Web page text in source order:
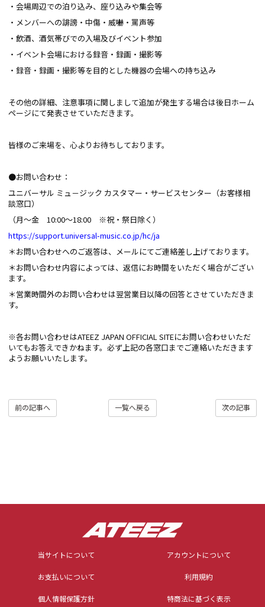
・会場周辺での泊り込み、座り込みや集会等
・メンバーへの誹謗・中傷・威嚇・罵声等
・飲酒、酒気帯びでの入場及びイベント参加
・イベント会場における録音・録画・撮影等
・録音・録画・撮影等を目的とした機器の会場への持ち込み
その他の詳細、注意事項に関しまして追加が発生する場合は後日ホーム
ページにて発表させていただきます。
皆様のご来場を、心よりお待ちしております。
●お問い合わせ：
ユニバーサル ミュ－ジック カスタマー・サービスセンター（お客様相
談窓口）
（月～金 10:00～18:00 ※祝・祭日除く）
https://support.universal-music.co.jp/hc/ja
＊お問い合わせへのご返答は、メールにてご連絡差し上げております。
＊お問い合わせ内容によっては、返信にお時間をいただく場合がござい
ます。
＊営業時間外のお問い合わせは翌営業日以降の回答とさせていただきま
す。
※各お問い合わせはATEEZ JAPAN OFFICIAL SITEにお問い合わせいただ
いてもお答えできかねます。必ず上記の各窓口までご連絡いただきます
ようお願いいたします。
次の記事
一覧へ戻る
前の記事へ
当サイトについて アカウントについて
お支払いについて 利用規約
個人情報保護方針 特商法に基づく表示